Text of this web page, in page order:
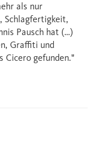
als nur
Schlagfertigkeit,
Pausch hat (…)
Graffiti und
Cicero gefunden."